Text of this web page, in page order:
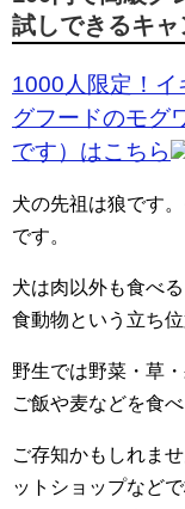
試しできるキャ
1000人限定！イ
グフードのモグ
です）はこちら
犬の先祖は狼です
です。
犬は肉以外も食べ
食動物という立ち
野生では野菜・草
ご飯や麦などを食
ご存知かもしれま
ットショップなど